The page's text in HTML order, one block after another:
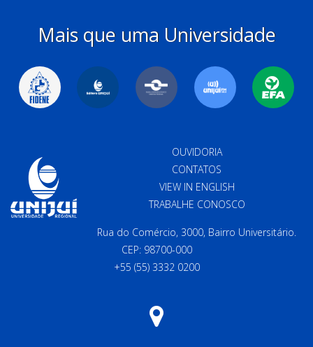
Mais que uma Universidade
OUVIDORIA
CONTATOS
VIEW IN ENGLISH
TRABALHE CONOSCO
Rua do Comércio, 3000, Bairro Universitário.
CEP: 98700-000
+55 (55) 3332 0200